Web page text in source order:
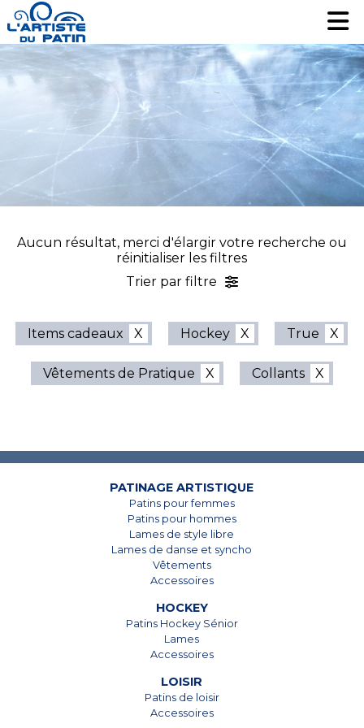
Hockey
Liquidation
Nous contacter
EN
7825, Boul. Taschereau
Brossard, Qc
J4Y 1A4
450 678-5442
Aucun résultat, merci d'élargir votre recherche ou
réinitialiser les filtres
Trier par filtre
Items cadeaux Hockey True
Vêtements de Pratique Collants
PATINAGE ARTISTIQUE
Patins pour femmes
Patins pour hommes
Lames de style libre
Lames de danse et syncho
Vêtements
Accessoires
HOCKEY
Patins Hockey Sénior
Lames
Accessoires
LOISIR
Patins de loisir
Accessoires
Hockey
Liquidation
Nous contacter
EN
7825, Boul. Taschereau
Brossard, Qc
J4Y 1A4
450 678-5442